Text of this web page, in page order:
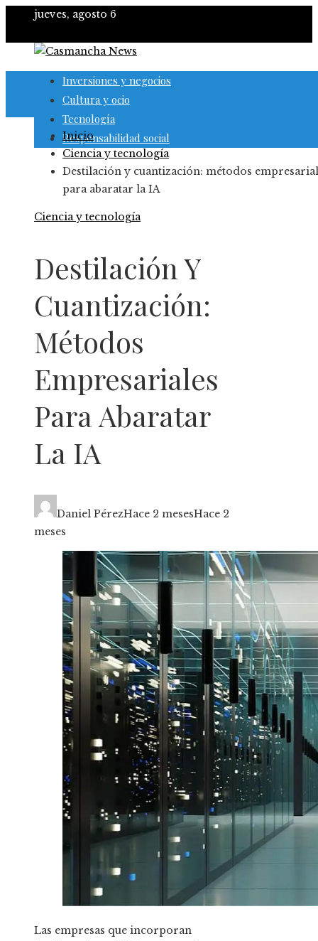
jueves, agosto 6
Inversiones y negocios
Cultura y ocio
Tecnología
Responsabilidad social
Inicio
Ciencia y tecnología
Destilación y cuantización: métodos
para abaratar la IA
Ciencia y tecnología
Destilación Y
Cuantización:
Métodos
Empresariales
Para Abaratar
La IA
Daniel PérezHace 2 mesesHace 2
meses
Las empresas que incorporan